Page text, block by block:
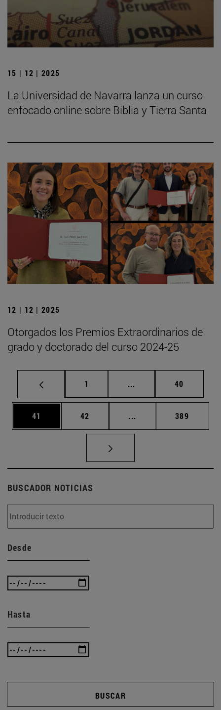
15 | 12 | 2025
La Universidad de Navarra lanza un curso
enfocado online sobre Biblia y Tierra Santa
12 | 12 | 2025
Otorgados los Premios Extraordinarios de
grado y doctorado del curso 2024-25
Página
1 ... Páginas intermedias
Página
40
Página
41 Página
42 ... Páginas intermedias
Página
389
BUSCADOR NOTICIAS
Desde
Hasta
BUSCAR